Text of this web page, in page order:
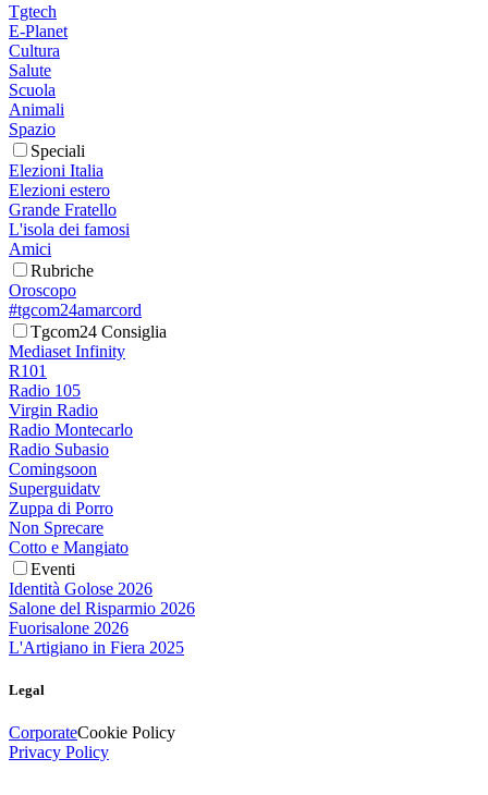
Tgtech
E-Planet
Cultura
Salute
Scuola
Animali
Spazio
Speciali
Elezioni Italia
Elezioni estero
Grande Fratello
L'isola dei famosi
Amici
Rubriche
Oroscopo
#tgcom24amarcord
Tgcom24 Consiglia
Mediaset Infinity
R101
Radio 105
Virgin Radio
Radio Montecarlo
Radio Subasio
Comingsoon
Superguidatv
Zuppa di Porro
Non Sprecare
Cotto e Mangiato
Eventi
Identità Golose 2026
Salone del Risparmio 2026
Fuorisalone 2026
L'Artigiano in Fiera 2025
Legal
CorporateCookie Policy
Privacy Policy